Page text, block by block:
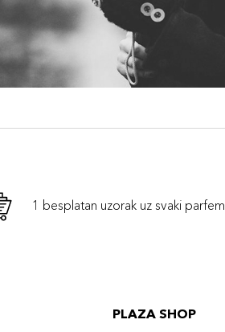
1 besplatan uzorak uz svaki parfem
PLAZA SHOP